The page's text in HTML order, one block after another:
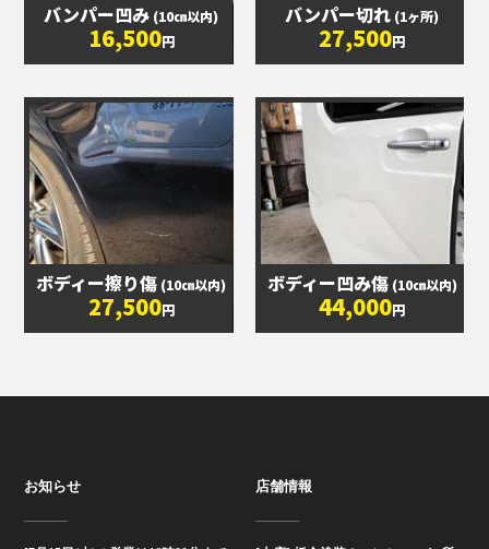
バンパー凹み (10㎝以内)
16,500円
バンパー切れ (1ヶ所)
27,500円
ボディー擦り傷 (10㎝以内)
27,500円
ボディー凹み傷 (10㎝以内)
44,000円
お知らせ 店舗情報